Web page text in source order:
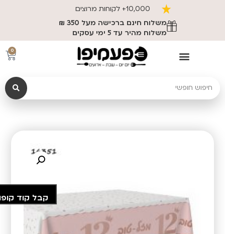
10,000+ לקוחות מרוצים
משלוח חינם ברכישה מעל 350 ₪
משלוח מהיר עד 5 ימי עסקים
0
קבל קוד